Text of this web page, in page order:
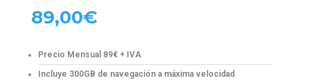
89,00€
Precio Mensual 89€ + IVA
Incluye 300GB de navegación a máxima velocidad